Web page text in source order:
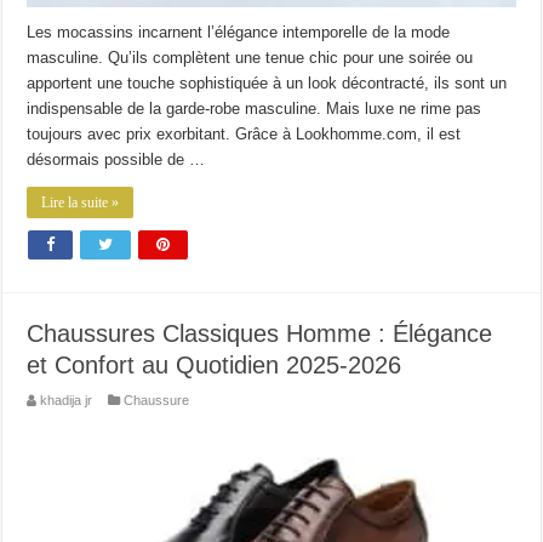
Les mocassins incarnent l’élégance intemporelle de la mode
masculine. Qu’ils complètent une tenue chic pour une soirée ou
apportent une touche sophistiquée à un look décontracté, ils sont un
indispensable de la garde-robe masculine. Mais luxe ne rime pas
toujours avec prix exorbitant. Grâce à Lookhomme.com, il est
désormais possible de …
Lire la suite »
Chaussures Classiques Homme : Élégance
et Confort au Quotidien 2025-2026
khadija jr Chaussure